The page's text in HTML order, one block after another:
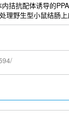
拮抗配体诱导的
理野生型小鼠结肠